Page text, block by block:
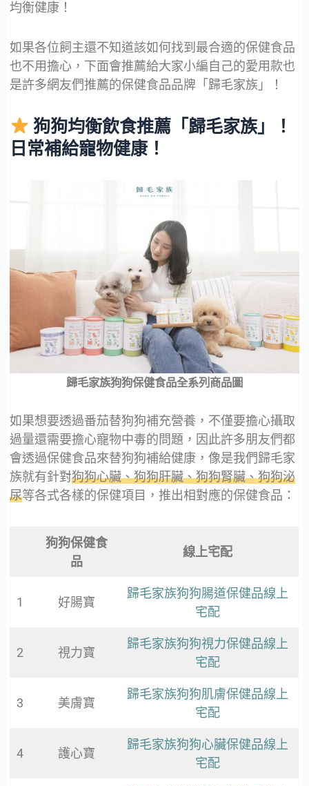
均衡健康！
如果各位飼主還不知道該如何找到最合適的保健食品
也不用擔心，下面會推薦給大家小編自己的愛用款也
是許多網友們推薦的保健食品品牌「歸毛家族」！
狗狗均衡飲食推薦「歸毛家族」！
日常補給寵物健康！
歸毛家族狗狗保健食品全系列商品圖
如果想要透過番茄替狗狗補充營養，不僅要擔心攝取
過量還需要擔心寵物中毒的問題，因此許多朋友們都
會透過保健食品來替狗狗補給健康，像是我們歸毛家
族就有針對狗狗心臟、狗狗肝臟、狗狗腎臟、狗狗泌
尿等各式各樣的保健項目，推出相對應的保健食品：
狗狗保健食
品
線上宅配
1 好腸寶
歸毛家族狗狗腸道保健品線上
宅配
2 視力寶
歸毛家族狗狗視力保健品線上
宅配
3 美膚寶
歸毛家族狗狗肌膚保健品線上
宅配
4 護心寶
歸毛家族狗狗心臟保健品線上
宅配